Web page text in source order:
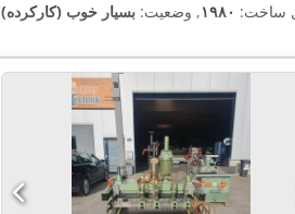
ساخت: ۱۹۸۰, وضعیت: بسیار خوب (کارکرده)